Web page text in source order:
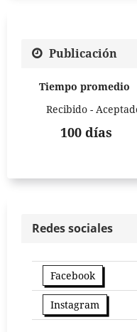
Publicación
Tiempo promedio
Recibido -
100 días
Redes sociales
Facebook
Instagram